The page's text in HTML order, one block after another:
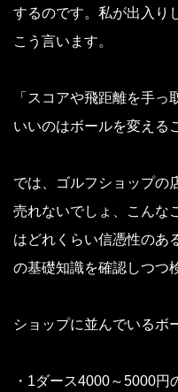
するのです。私が出入り
こう言います。
「スコアや飛距離を手
いいのはボールを変える
では、ゴルフショップの
売れないでしょ、こんな
はどれくらい信憑性のあ
の基礎知識を確認しつつ
ショップに並んでいるボ
・1ダース4000～5000